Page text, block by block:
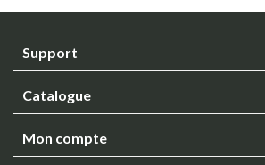
Support
Catalogue
Mon compte